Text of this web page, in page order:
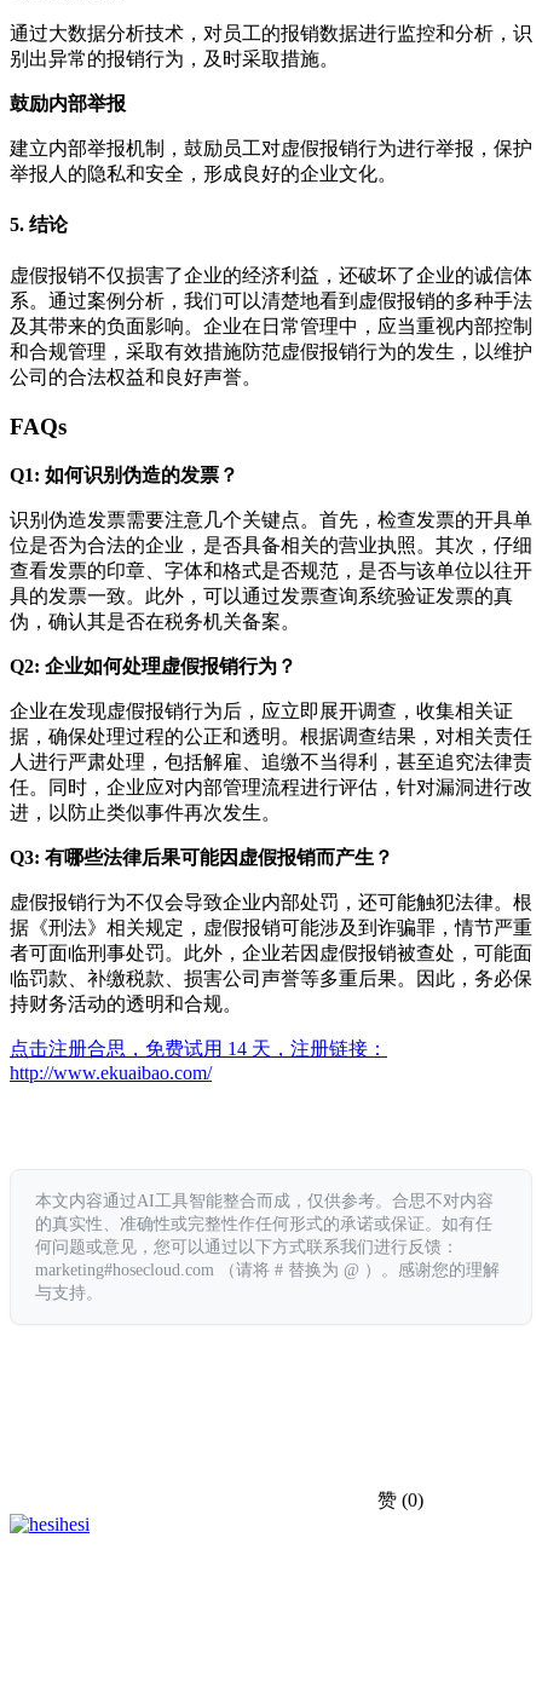
通过大数据分析技术，对员工的报销数据进行监控和分析，识
别出异常的报销行为，及时采取措施。
鼓励内部举报
建立内部举报机制，鼓励员工对虚假报销行为进行举报，保护
举报人的隐私和安全，形成良好的企业文化。
5. 结论
虚假报销不仅损害了企业的经济利益，还破坏了企业的诚信体
系。通过案例分析，我们可以清楚地看到虚假报销的多种手法
及其带来的负面影响。企业在日常管理中，应当重视内部控制
和合规管理，采取有效措施防范虚假报销行为的发生，以维护
公司的合法权益和良好声誉。
FAQs
Q1: 如何识别伪造的发票？
识别伪造发票需要注意几个关键点。首先，检查发票的开具单
位是否为合法的企业，是否具备相关的营业执照。其次，仔细
查看发票的印章、字体和格式是否规范，是否与该单位以往开
具的发票一致。此外，可以通过发票查询系统验证发票的真
伪，确认其是否在税务机关备案。
Q2: 企业如何处理虚假报销行为？
企业在发现虚假报销行为后，应立即展开调查，收集相关证
据，确保处理过程的公正和透明。根据调查结果，对相关责任
人进行严肃处理，包括解雇、追缴不当得利，甚至追究法律责
任。同时，企业应对内部管理流程进行评估，针对漏洞进行改
进，以防止类似事件再次发生。
Q3: 有哪些法律后果可能因虚假报销而产生？
虚假报销行为不仅会导致企业内部处罚，还可能触犯法律。根
据《刑法》相关规定，虚假报销可能涉及到诈骗罪，情节严重
者可面临刑事处罚。此外，企业若因虚假报销被查处，可能面
临罚款、补缴税款、损害公司声誉等多重后果。因此，务必保
持财务活动的透明和合规。
点击注册合思，免费试用 14 天，注册链接：
http://www.ekuaibao.com/
本文内容通过AI工具智能整合而成，仅供参考。合思不对内容
的真实性、准确性或完整性作任何形式的承诺或保证。如有任
何问题或意见，您可以通过以下方式联系我们进行反馈：
marketing#hosecloud.com （请将 # 替换为 @ ）。感谢您的理解
与支持。
赞 (0)
hesi